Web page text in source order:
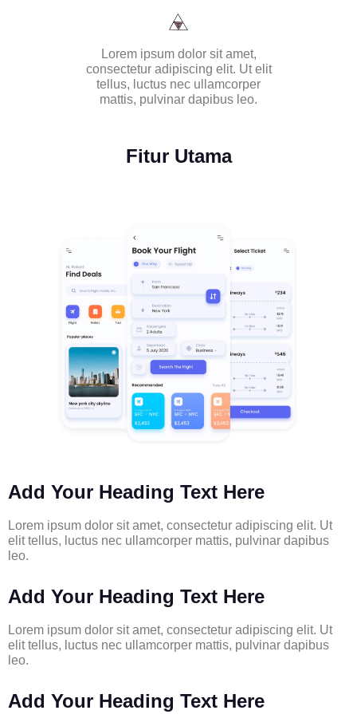
Lorem ipsum dolor sit amet,
consectetur adipiscing elit. Ut elit
tellus, luctus nec ullamcorper
mattis, pulvinar dapibus leo.
Fitur Utama
Add Your Heading Text Here
Lorem ipsum dolor sit amet, consectetur adipiscing elit. Ut
elit tellus, luctus nec ullamcorper mattis, pulvinar dapibus
leo.
Add Your Heading Text Here
Lorem ipsum dolor sit amet, consectetur adipiscing elit. Ut
elit tellus, luctus nec ullamcorper mattis, pulvinar dapibus
leo.
Add Your Heading Text Here